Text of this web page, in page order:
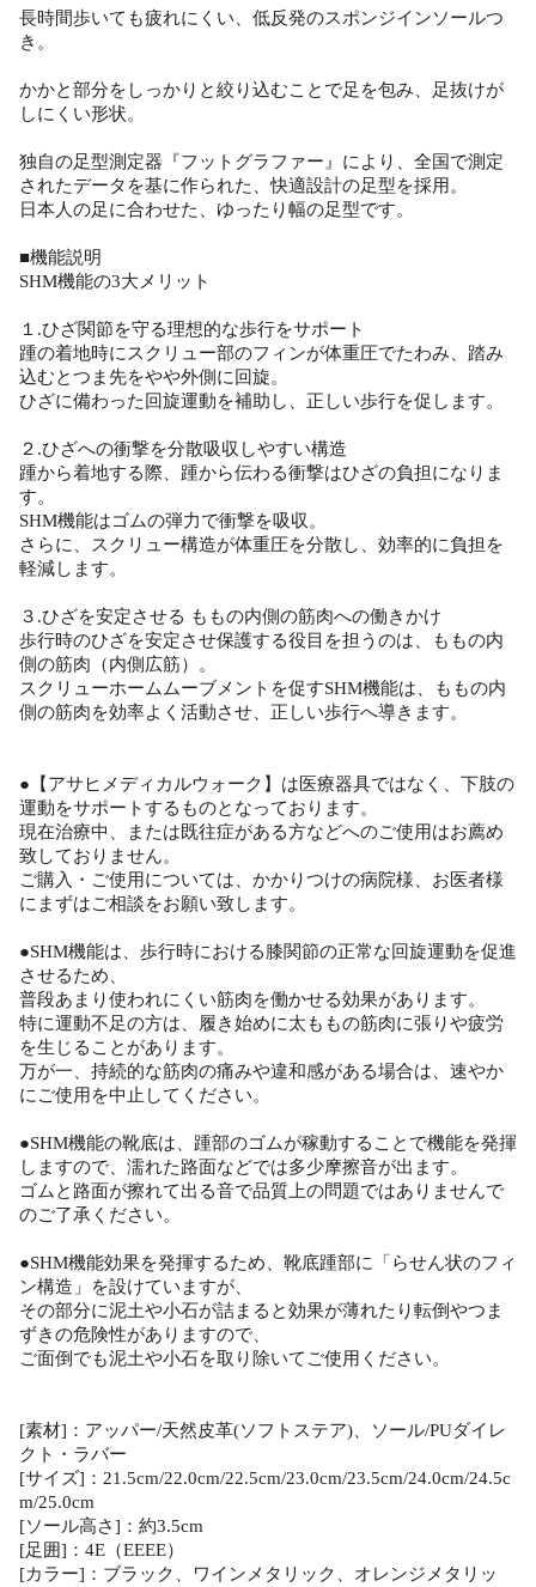
長時間歩いても疲れにくい、低反発のスポンジインソールつ
き。
かかと部分をしっかりと絞り込むことで足を包み、足抜けが
しにくい形状。
独自の足型測定器『フットグラファー』により、全国で測定
されたデータを基に作られた、快適設計の足型を採用。
日本人の足に合わせた、ゆったり幅の足型です。
■機能説明
SHM機能の3大メリット
１.ひざ関節を守る理想的な歩行をサポート
踵の着地時にスクリュー部のフィンが体重圧でたわみ、踏み
込むとつま先をやや外側に回旋。
ひざに備わった回旋運動を補助し、正しい歩行を促します。
２.ひざへの衝撃を分散吸収しやすい構造
踵から着地する際、踵から伝わる衝撃はひざの負担になりま
す。
SHM機能はゴムの弾力で衝撃を吸収。
さらに、スクリュー構造が体重圧を分散し、効率的に負担を
軽減します。
３.ひざを安定させる ももの内側の筋肉への働きかけ
歩行時のひざを安定させ保護する役目を担うのは、ももの内
側の筋肉（内側広筋）。
スクリューホームムーブメントを促すSHM機能は、ももの内
側の筋肉を効率よく活動させ、正しい歩行へ導きます。
●【アサヒメディカルウォーク】は医療器具ではなく、下肢の
運動をサポートするものとなっております。
現在治療中、または既往症がある方などへのご使用はお薦め
致しておりません。
ご購入・ご使用については、かかりつけの病院様、お医者様
にまずはご相談をお願い致します。
●SHM機能は、歩行時における膝関節の正常な回旋運動を促進
させるため、
普段あまり使われにくい筋肉を働かせる効果があります。
特に運動不足の方は、履き始めに太ももの筋肉に張りや疲労
を生じることがあります。
万が一、持続的な筋肉の痛みや違和感がある場合は、速やか
にご使用を中止してください。
●SHM機能の靴底は、踵部のゴムが稼動することで機能を発揮
しますので、濡れた路面などでは多少摩擦音が出ます。
ゴムと路面が擦れて出る音で品質上の問題ではありませんで
のご了承ください。
●SHM機能効果を発揮するため、靴底踵部に「らせん状のフィ
ン構造」を設けていますが、
その部分に泥土や小石が詰まると効果が薄れたり転倒やつま
ずきの危険性がありますので、
ご面倒でも泥土や小石を取り除いてご使用ください。
[素材]：アッパー/天然皮革(ソフトステア)、ソール/PUダイレ
クト・ラバー
[サイズ]：21.5cm/22.0cm/22.5cm/23.0cm/23.5cm/24.0cm/24.5c
m/25.0cm
[ソール高さ]：約3.5cm
[足囲]：4E（EEEE）
[カラー]：ブラック、ワインメタリック、オレンジメタリッ